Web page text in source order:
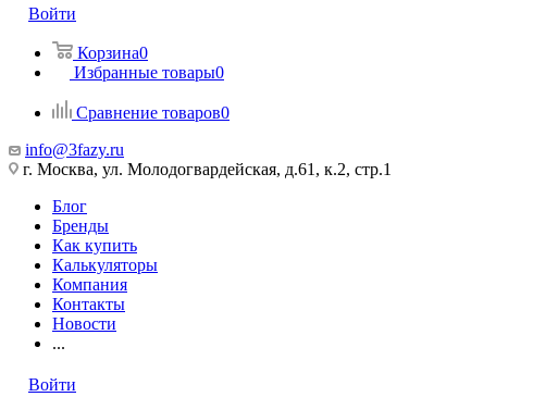
Войти
Корзина0
Избранные товары0
Сравнение товаров0
info@3fazy.ru
г. Москва, ул. Молодогвардейская, д.61, к.2, стр.1
Блог
Бренды
Как купить
Калькуляторы
Компания
Контакты
Новости
...
Войти